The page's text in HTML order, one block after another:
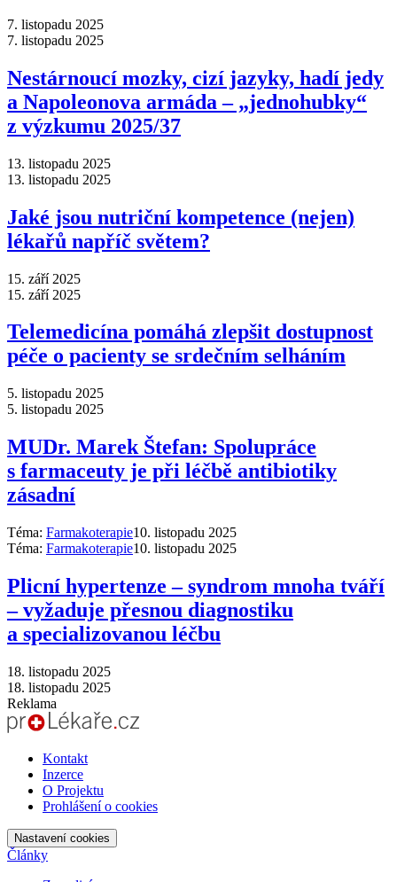
7. listopadu 2025
7. listopadu 2025
Nestárnoucí mozky, cizí jazyky, hadí jedy
a Napoleonova armáda –⁠ „jednohubky“
z výzkumu 2025/37
13. listopadu 2025
13. listopadu 2025
Jaké jsou nutriční kompetence (nejen)
lékařů napříč světem?
15. září 2025
15. září 2025
Telemedicína pomáhá zlepšit dostupnost
péče o pacienty se srdečním selháním
5. listopadu 2025
5. listopadu 2025
MUDr. Marek Štefan: Spolupráce
s farmaceuty je při léčbě antibiotiky
zásadní
Téma: Farmakoterapie10. listopadu 2025
Téma: Farmakoterapie10. listopadu 2025
Plicní hypertenze –⁠ syndrom mnoha tváří
–⁠ vyžaduje přesnou diagnostiku
a specializovanou léčbu
18. listopadu 2025
18. listopadu 2025
Reklama
Kontakt
Inzerce
O Projektu
Prohlášení o cookies
Nastavení cookies
Články